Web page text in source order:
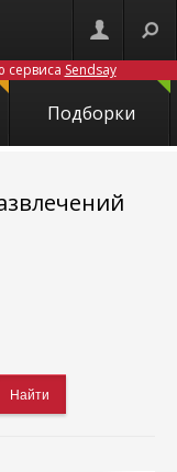
сервиса Sendsay
Подборки